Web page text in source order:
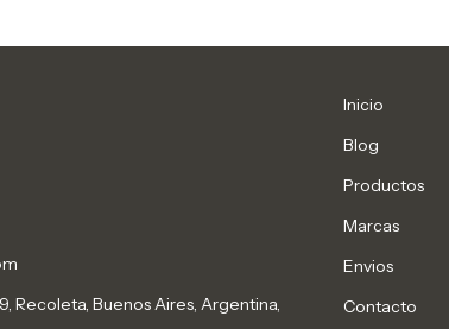
Recoleta, Buenos Aires, Argentina,
Inicio
Blog
Productos
Marcas
Envios
Contacto